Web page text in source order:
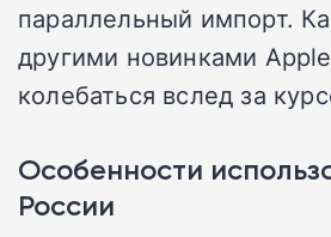
параллельный импорт.
другими новинками
колебаться вслед за
Особенности
России